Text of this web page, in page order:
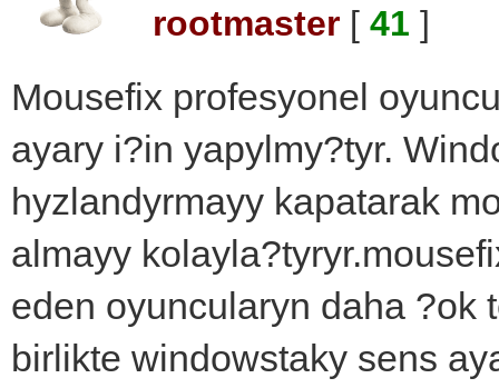
rootmaster [ 41 ]
Mousefix profesyonel
ayary i?in yapylmy?tyr.
hyzlandyrmayy kapatarak
almayy
eden oyuncularyn daha ?ok
birlikte windowstaky sens